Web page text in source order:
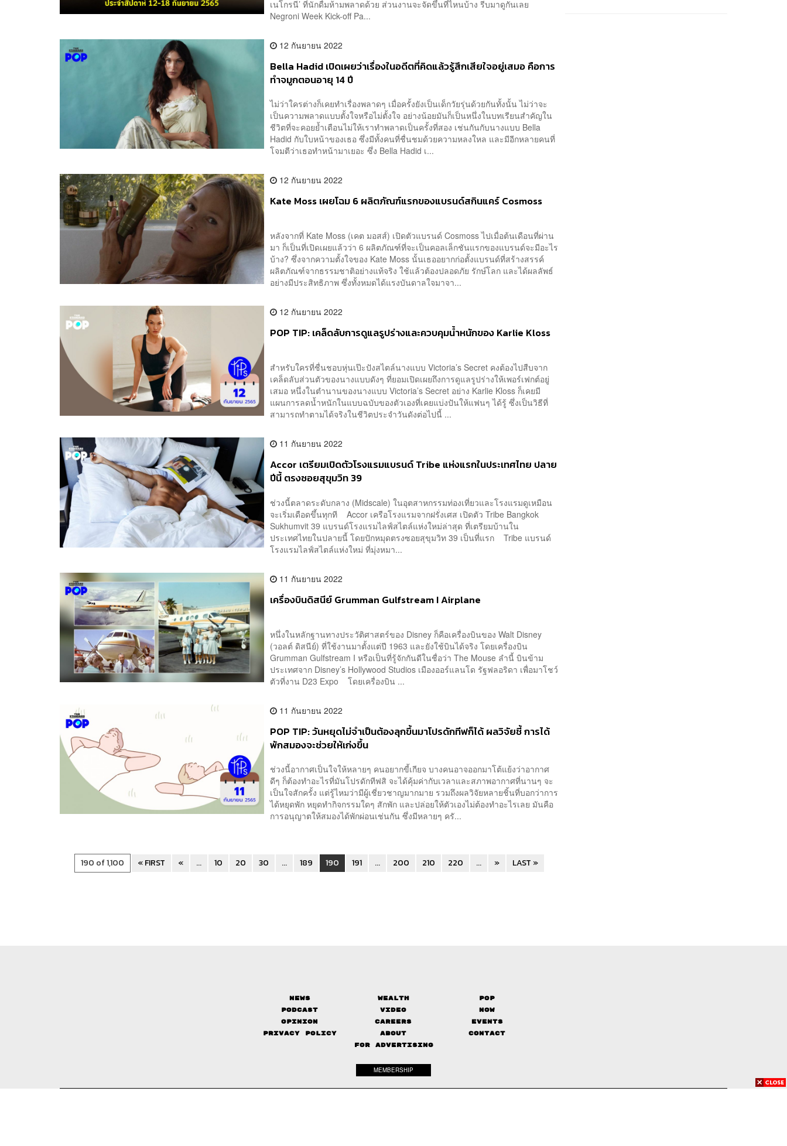
เนโกรนี’ ที่นักดื่มห้ามพลาดด้วย ส่วนงานจะจัดขึ้นที่ไหนบ้าง รีบมาดูกันเลย
Negroni Week Kick-off Pa...
12 กันยายน 2022
Bella Hadid เปิดเผยว่าเรื่องในอดีตที่คิดแล้วรู้สึกเสียใจอยู่เสมอ คือการ
ทำจมูกตอนอายุ 14 ปี
ไม่ว่าใครต่างก็เคยทำเรื่องพลาดๆ เมื่อครั้งยังเป็นเด็กวัยรุ่นด้วยกันทั้งนั้น ไม่ว่าจะ
เป็นความพลาดแบบตั้งใจหรือไม่ตั้งใจ อย่างน้อยมันก็เป็นหนึ่งในบทเรียนสำคัญใน
ชีวิตที่จะคอยย้ำเตือนไม่ให้เราทำพลาดเป็นครั้งที่สอง เช่นกันกับนางแบบ Bella
Hadid กับใบหน้าของเธอ ซึ่งมีทั้งคนที่ชื่นชมด้วยความหลงใหล และมีอีกหลายคนที่
โจมตีว่าเธอทำหน้ามาเยอะ ซึ่ง Bella Hadid เ...
12 กันยายน 2022
Kate Moss เผยโฉม 6 ผลิตภัณฑ์แรกของแบรนด์สกินแคร์ Cosmoss
หลังจากที่ Kate Moss (เคต มอสส์) เปิดตัวแบรนด์ Cosmoss ไปเมื่อต้นเดือนที่ผ่าน
มา ก็เป็นที่เปิดเผยแล้วว่า 6 ผลิตภัณฑ์ที่จะเป็นคอลเล็กชันแรกของแบรนด์จะมีอะไร
บ้าง? ซึ่งจากความตั้งใจของ Kate Moss นั้นเธออยากก่อตั้งแบรนด์ที่สร้างสรรค์
ผลิตภัณฑ์จากธรรมชาติอย่างแท้จริง ใช้แล้วต้องปลอดภัย รักษ์โลก และได้ผลลัพธ์
อย่างมีประสิทธิภาพ ซึ่งทั้งหมดได้แรงบันดาลใจมาจา...
12 กันยายน 2022
POP TIP: เคล็ดลับการดูแลรูปร่างและควบคุมน้ำหนักของ Karlie Kloss
สำหรับใครที่ชื่นชอบหุ่นเป๊ะปังสไตล์นางแบบ Victoria’s Secret คงต้องไปสืบจาก
เคล็ดลับส่วนตัวของนางแบบดังๆ ที่ยอมเปิดเผยถึงการดูแลรูปร่างให้เพอร์เฟกต์อยู่
เสมอ หนึ่งในตำนานของนางแบบ Victoria’s Secret อย่าง Karlie Kloss ก็เคยมี
แผนการลดน้ำหนักในแบบฉบับของตัวเองที่เคยแบ่งปันให้แฟนๆ ได้รู้ ซึ่งเป็นวิธีที่
สามารถทำตามได้จริงในชีวิตประจำวันดังต่อไปนี้ ...
11 กันยายน 2022
Accor เตรียมเปิดตัวโรงแรมแบรนด์ Tribe แห่งแรกในประเทศไทย ปลาย
ปีนี้ ตรงซอยสุขุมวิท 39
ช่วงนี้ตลาดระดับกลาง (Midscale) ในอุตสาหกรรมท่องเที่ยวและโรงแรมดูเหมือน
จะเริ่มเดือดขึ้นทุกที Accor เครือโรงแรมจากฝรั่งเศส เปิดตัว Tribe Bangkok
Sukhumvit 39 แบรนด์โรงแรมไลฟ์สไตล์แห่งใหม่ล่าสุด ที่เตรียมบ้านใน
ประเทศไทยในปลายนี้ โดยปักหมุดตรงซอยสุขุมวิท 39 เป็นที่แรก Tribe แบรนด์
โรงแรมไลฟ์สไตล์แห่งใหม่ ที่มุ่งหมา...
11 กันยายน 2022
เครื่องบินดิสนีย์ Grumman Gulfstream I Airplane
หนึ่งในหลักฐานทางประวัติศาสตร์ของ Disney ก็คือเครื่องบินของ Walt Disney
(วอลต์ ดิสนีย์) ที่ใช้งานมาตั้งแต่ปี 1963 และยังใช้บินได้จริง โดยเครื่องบิน
Grumman Gulfstream I หรือเป็นที่รู้จักกันดีในชื่อว่า The Mouse ลำนี้ บินข้าม
ประเทศจาก Disney’s Hollywood Studios เมืองออร์แลนโด รัฐฟลอริดา เพื่อมาโชว์
ตัวที่งาน D23 Expo โดยเครื่องบิน ...
11 กันยายน 2022
POP TIP: วันหยุดไม่จำเป็นต้องลุกขึ้นมาโปรดักทีฟก็ได้ ผลวิจัยชี้ การได้
พักสมองจะช่วยให้เก่งขึ้น
ช่วงนี้อากาศเป็นใจให้หลายๆ คนอยากขี้เกียจ บางคนอาจออกมาโต้แย้งว่าอากาศ
ดีๆ ก็ต้องทำอะไรที่มันโปรดักทีฟสิ จะได้คุ้มค่ากับเวลาและสภาพอากาศที่นานๆ จะ
เป็นใจสักครั้ง แต่รู้ไหมว่ามีผู้เชี่ยวชาญมากมาย รวมถึงผลวิจัยหลายชิ้นที่บอกว่าการ
ได้หยุดพัก หยุดทำกิจกรรมใดๆ สักพัก และปล่อยให้ตัวเองไม่ต้องทำอะไรเลย มันคือ
การอนุญาตให้สมองได้พักผ่อนเช่นกัน ซึ่งมีหลายๆ ครั...
190 of 1,100 « FIRST « ... 10 20 30 ... 189 190 191 ... 200 210 220 ... » LAST »
News Wealth
Pop
Podcast
Video
Now
Opinion
Careers
Events
Privacy Policy
About
Contact
FOR ADVERTISING
MEMBERSHIP